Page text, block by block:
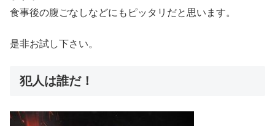
食事後の腹ごなしなどにもピッタリだと思います。
是非お試し下さい。
犯人は誰だ！